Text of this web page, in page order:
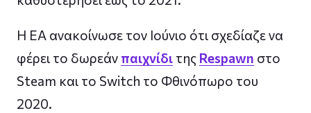
Η EA ανακοίνωσε τον Ιούνιο ότι σχεδίαζε να
φέρει το δωρεάν παιχνίδι της Respawn στο
Steam και το Switch το Φθινόπωρο του
2020.